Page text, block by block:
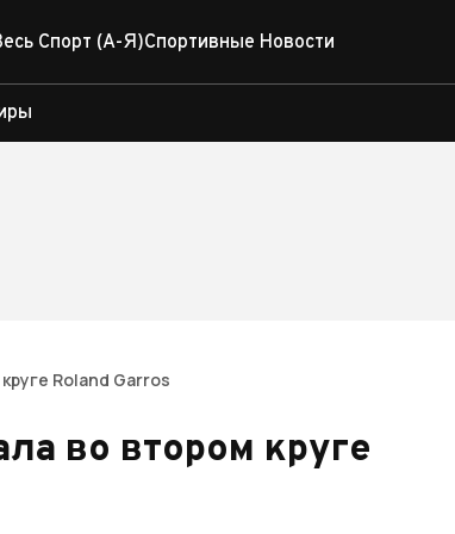
Спорт (А-Я)Спортивные Новости
Roland Garros
во втором круге